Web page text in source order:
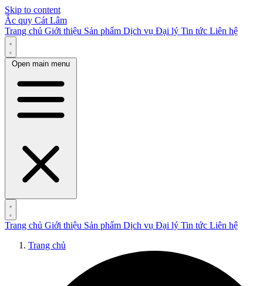
Skip to content
Ắc quy Cát Lâm
Trang chủ Giới thiệu Sản phẩm Dịch vụ Đại lý Tin tức Liên hệ
Open main menu
Trang chủ Giới thiệu Sản phẩm Dịch vụ Đại lý Tin tức Liên hệ
Trang chủ